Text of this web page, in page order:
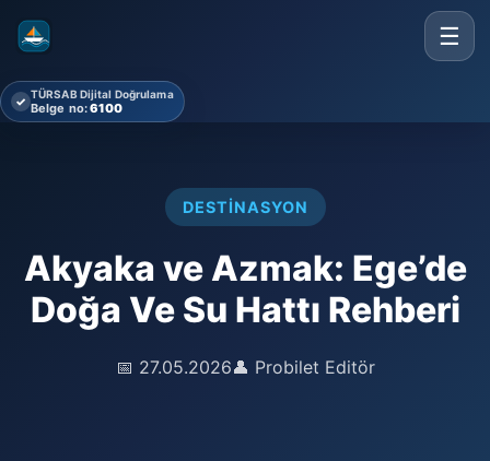
☰
✓ TÜRSAB Dijital Doğrulama
Belge no:6100
DESTINASYON
Akyaka ve Azmak: Ege’de
Doğa Ve Su Hattı Rehberi
📅 27.05.2026👤 Probilet Editör